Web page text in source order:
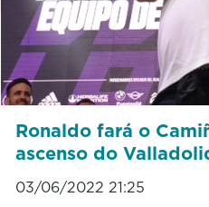
Ronaldo fará o
ascenso do
03/06/2022 21:25